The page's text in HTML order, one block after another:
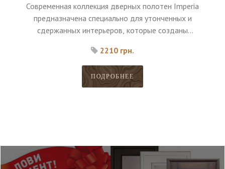
Современная коллекция дверных полотен Imperia
предназначена специально для утонченных и
сдержанных интерьеров, которые созданы
владельца.
2210 грн.
ПОДРОБНЕЕ